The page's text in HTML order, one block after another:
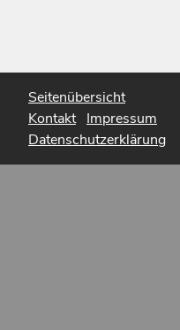
Seitenübersicht
Kontakt Impressum
Datenschutzerklärung